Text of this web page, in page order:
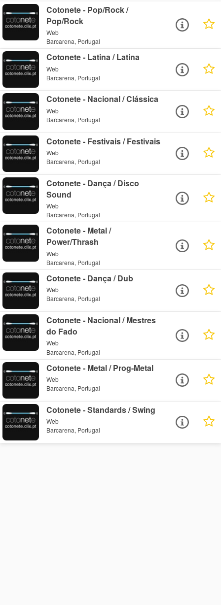
Cotonete - Pop/Rock /
Pop/Rock
Web
Barcarena, Portugal
Cotonete - Latina / Latina
Web
Barcarena, Portugal
Cotonete - Nacional / Clássica
Web
Barcarena, Portugal
Cotonete - Festivais / Festivais
Web
Barcarena, Portugal
Cotonete - Dança / Disco
Sound
Web
Barcarena, Portugal
Cotonete - Metal /
Power/Thrash
Web
Barcarena, Portugal
Cotonete - Dança / Dub
Web
Barcarena, Portugal
Cotonete - Nacional / Mestres
do Fado
Web
Barcarena, Portugal
Cotonete - Metal / Prog-Metal
Web
Barcarena, Portugal
Cotonete - Standards / Swing
Web
Barcarena, Portugal